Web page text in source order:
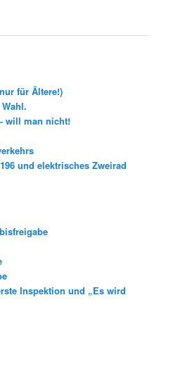
für Ältere!)
will man nicht!
und elektrisches Zweirad
Inspektion und „Es wird